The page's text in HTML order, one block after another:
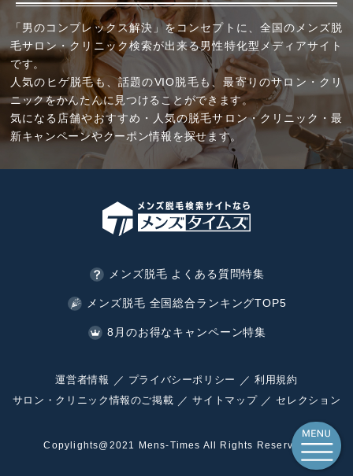
「男のコンプレックス解決」をコンセプトに、全国のメンズ脱
毛サロン・クリニック検索が出来る男性特化型メディアサイト
です。
人気のヒゲ脱毛も、話題のVIO脱毛も、最寄りのサロン・クリ
ニックをかんたんに見つけることができます。
気になる店舗やおすすめ・人気の脱毛サロン・クリニック・最
新キャンペーンやクーポン情報を探せます。
メンズ脱毛 よくある質問特集
メンズ脱毛 全国総合ランキングTOP5
8月のお得なキャンペーン特集
運営者情報 プライバシーポリシー
利用規約
サロン・クリニック情報のご掲載
サイトマップ セレクション
Copylights@2021 Mens-Times All Rights Reserved.